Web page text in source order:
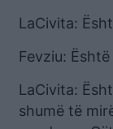
LaCivita:
Fevziu:
LaCivita:
shumë të